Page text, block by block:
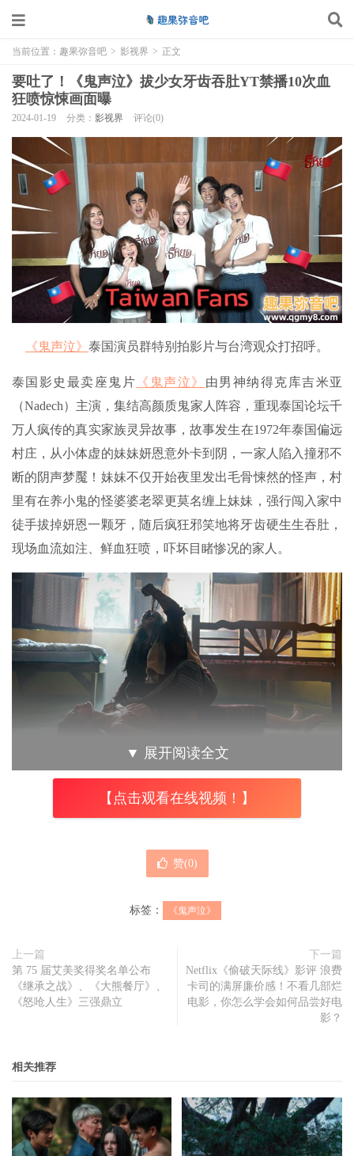
当前位置： 趣果弥音吧 > 影视界 > 正文
要吐了！《鬼声泣》拔少女牙齿吞肚YT禁播10次血
狂喷惊悚画面曝
2024-01-19 分类： 影视界 评论(0)
《鬼声泣》 泰国演员群特别拍影片与台湾观众打招呼。
泰国影史最卖座鬼片 《鬼声泣》 由男神纳得克库吉米亚
（Nadech）主演，集结高颜质鬼家人阵容，重现泰国论坛千
万人疯传的真实家族灵异故事，故事发生在1972年泰国偏远
村庄，从小体虚的妹妹妍恩意外卡到阴，一家人陷入撞邪不
断的阴声梦魘！妹妹不仅开始夜里发出毛骨悚然的怪声，村
里有在养小鬼的怪婆婆老翠更莫名缠上妹妹，强行闯入家中
徒手拔掉妍恩一颗牙，随后疯狂邪笑地将牙齿硬生生吞肚，
现场血流如注、鲜血狂喷，吓坏目睹惨况的家人。
《鬼声泣》大妹妍恩莫名惨遭邻居翠婆徒手拔牙，翠婆更惊
悚地将牙齿吞肚。
次，片商重复10多次的重新申诉送审才顺利通过，平台拒登
骇或恐惧。可见电影正片更是惊吓值破表。
《鬼声泣》邻居翠婆相貌诡异惊悚，发抓似的跟着身体虚弱
▼ 展开阅读全文
【点击观看在线视频！】
赞(0)
标签： 《鬼声泣》
上一篇
第 75 届艾美奖得奖名单公布
《继承之战》、《大熊餐厅》、
《怒呛人生》三强鼎立
下一篇
Netflix《偷破天际线》影评 浪费
卡司的满屏廉价感！不看几部烂
电影，你怎么学会如何品尝好电
影？
相关推荐